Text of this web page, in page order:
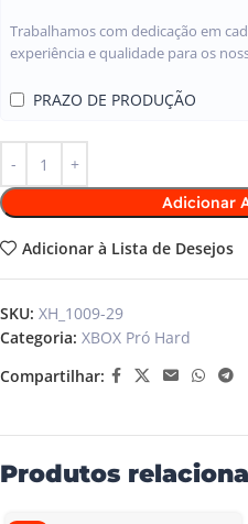
Trabalhamos com dedicação em
experiência e qualidade para os
PRAZO DE PRODUÇÃO
Adicionar
Adicionar à Lista de Desejos
SKU: XH_1009-29
Categoria: XBOX Pró Hard
Compartilhar:
Produtos